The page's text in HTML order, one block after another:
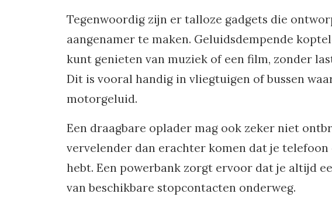
Tegenwoordig zijn er talloze gadgets die
aangenamer te maken. Geluidsdempende
kunt genieten van muziek of een film, zonder
Dit is vooral handig in vliegtuigen of bussen
motorgeluid.
Een draagbare oplader mag ook zeker niet
vervelender dan erachter komen dat je
hebt. Een powerbank zorgt ervoor dat je altijd
van beschikbare stopcontacten onderweg.